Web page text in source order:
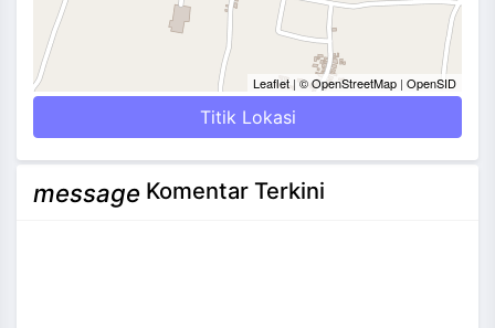
Leaflet| © OpenStreetMap| OpenSID
Titik Lokasi
message Komentar Terkini